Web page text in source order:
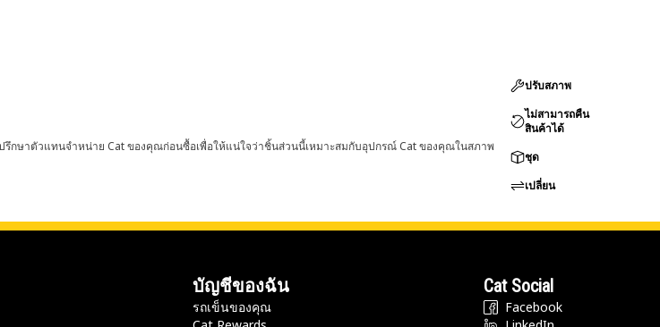
กษาตัวแทนจำหน่าย Cat ของคุณก่อนซื้อเพื่อให้แน่ใจว่าชิ้นส่วนนี้เหมาะสมกับอุปกรณ์ Cat ของคุณในสภาพ
ปรับสภาพ
ไม่สามารถคืน
สินค้าได้
ชุด
เปลี่ยน
บัญชีของฉัน
รถเข็นของคุณ
Cat Social
Facebook